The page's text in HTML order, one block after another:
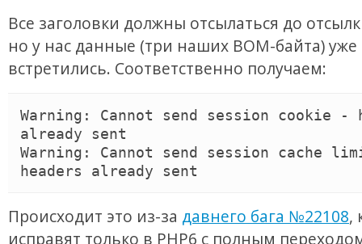
Все заголовки должны отсылаться до
но у нас данные (три наших BOM-байта) уже
встретились. Соответственно получаем:
Warning : Cannot send session cookie -
already
sent
Warning : Cannot send session cache
headers
already sent
Происходит это из-за давнего бага №22108,
исправят только в PHP6 с полным